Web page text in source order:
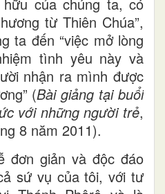
từ Thiên Chúa”,
ta đến “việc mở lòng
tình yêu này và
nhận ra mình được
(Bài giảng tại buổi
với những người trẻ,
8 năm 2011).
đơn giản và độc đáo
sứ vụ của tôi, với tư